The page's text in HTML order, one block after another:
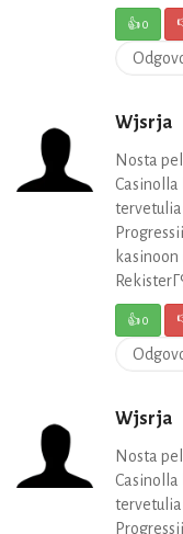
👍0
Wjsrja
Nosta
👍0
Wjsrja
Nosta